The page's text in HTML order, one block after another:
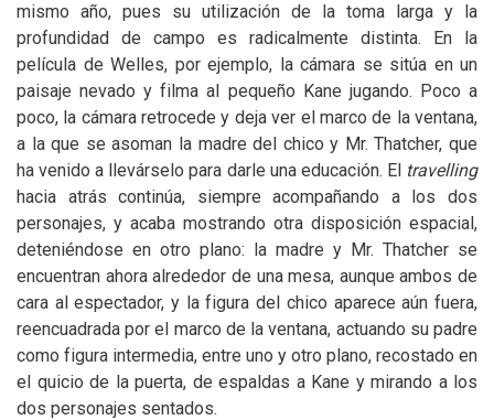
mismo año, pues su utilización de la toma larga y la
profundidad de campo es radicalmente distinta. En la
película de Welles, por ejemplo, la cámara se sitúa en un
paisaje nevado y filma al pequeño Kane jugando. Poco a
poco, la cámara retrocede y deja ver el marco de la ventana,
a la que se asoman la madre del chico y Mr. Thatcher, que
ha venido a llevárselo para darle una educación. El travelling
hacia atrás continúa, siempre acompañando a los dos
personajes, y acaba mostrando otra disposición espacial,
deteniéndose en otro plano: la madre y Mr. Thatcher se
encuentran ahora alrededor de una mesa, aunque ambos de
cara al espectador, y la figura del chico aparece aún fuera,
reencuadrada por el marco de la ventana, actuando su padre
como figura intermedia, entre uno y otro plano, recostado en
el quicio de la puerta, de espaldas a Kane y mirando a los
dos personajes sentados.